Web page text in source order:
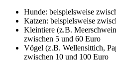
Hunde: beispielsweise
Katzen: beispielsweise
Kleintiere (z.B.
zwischen 5 und 60 Euro
Vögel (z.B. Wellensittich,
zwischen 10 und 100 Euro